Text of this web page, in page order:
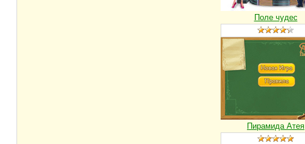
Поле чудес
Пирамида Атея